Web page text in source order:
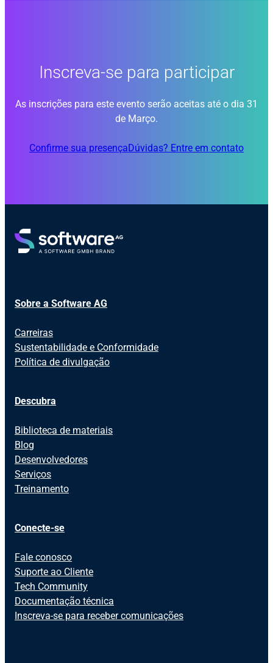
Inscreva-se para participar
As inscrições para este evento serão aceitas até o dia 31
de Março.
Confirme sua presençaDúvidas? Entre em contato
Sobre a Software AG
Carreiras
Sustentabilidade e Conformidade
Política de divulgação
Descubra
Biblioteca de materiais
Blog
Desenvolvedores
Serviços
Treinamento
Conecte-se
Fale conosco
Suporte ao Cliente
Tech Community
Documentação técnica
Inscreva-se para receber comunicações